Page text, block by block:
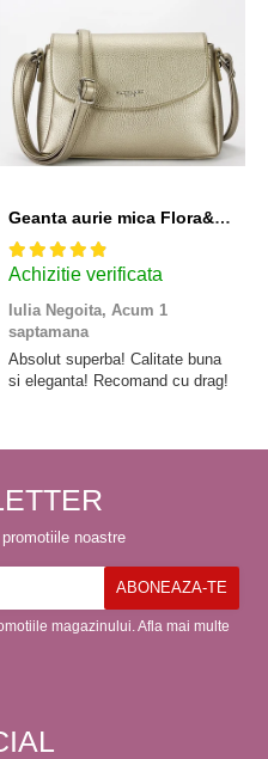
Geanta aurie mica Flora&CO Paris H6930 16
Achizitie verificata
Iulia Negoita, Acum 1
saptamana
Absolut superba! Calitate buna
si eleganta! Recomand cu drag!
noastre
magazinului. Afla mai multe